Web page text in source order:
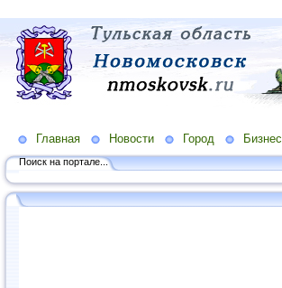
Главная Новости Город Бизнес
Поиск на портале...